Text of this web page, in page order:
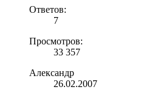
Ответов:
7
Просмотров:
33 357
Александр
26.02.2007